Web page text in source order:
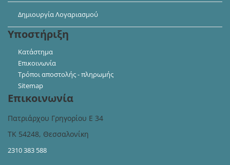
Δημιουργία Λογαριασμού
Υποστήριξη
Κατάστημα
Επικοινωνία
Τρόποι αποστολής - πληρωμής
Sitemap
Επικοινωνία
Πατριάρχου Γρηγορίου Ε 34
ΤΚ 54248, Θεσσαλονίκη
2310 383 588